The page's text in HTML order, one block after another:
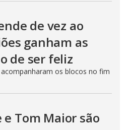
de vez ao
ganham as
de ser feliz
os blocos no fim
Tom Maior são